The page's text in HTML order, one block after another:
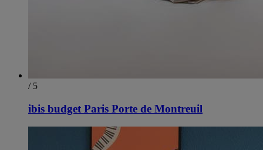
/ 5
ibis budget Paris Porte de Montreuil